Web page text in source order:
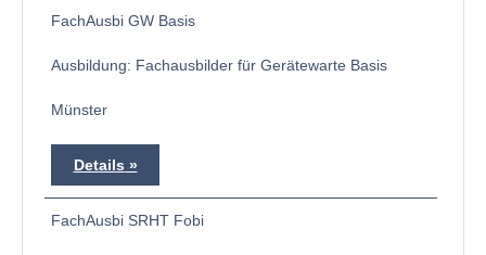
FachAusbi GW Basis
Ausbildung: Fachausbilder für Gerätewarte Basis
Münster
Details
FachAusbi SRHT Fobi